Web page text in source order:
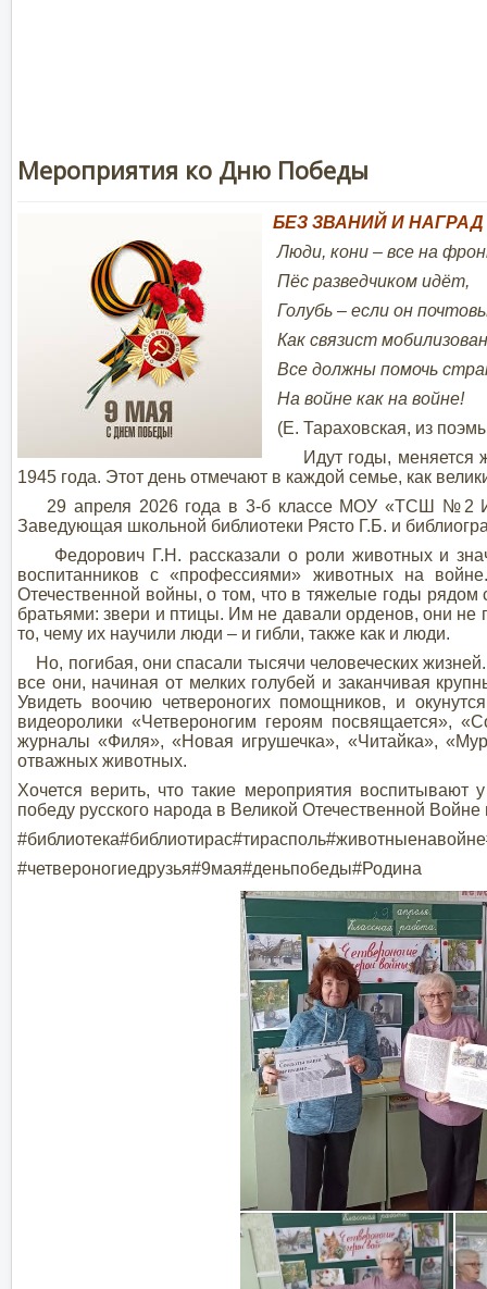
Мероприятия ко Дню Победы
БЕЗ ЗВАНИЙ И НАГРАД
Люди, кони – все на
Пёс разведчиком идёт,
Голубь – если он
Как связист
Все должны помочь
На войне как на войне!
(Е. Тараховская, из
Идут годы, меняется
1945 года. Этот день отмечают в каждой семье, как
29 апреля 2026 года в 3-б классе МОУ «ТСШ №2
Заведующая школьной библиотеки Рясто Г.Б. и
Федорович Г.Н. рассказали о роли животных и
воспитанников с «профессиями» животных на
Отечественной войны, о том, что в тяжелые годы
братьями: звери и птицы. Им не давали орденов, они не
то, чему их научили люди – и гибли, также как и люди.
Но, погибая, они спасали тысячи человеческих
все они, начиная от мелких голубей и заканчивая
Увидеть воочию четвероногих помощников, и
видеоролики «Четвероногим героям посвящается»,
журналы «Филя», «Новая игрушечка», «Читайка»,
отважных животных.
Хочется верить, что такие мероприятия воспитывают
победу русского народа в Великой Отечественной
#четвероногиедрузья#9мая#деньпобеды#Родина